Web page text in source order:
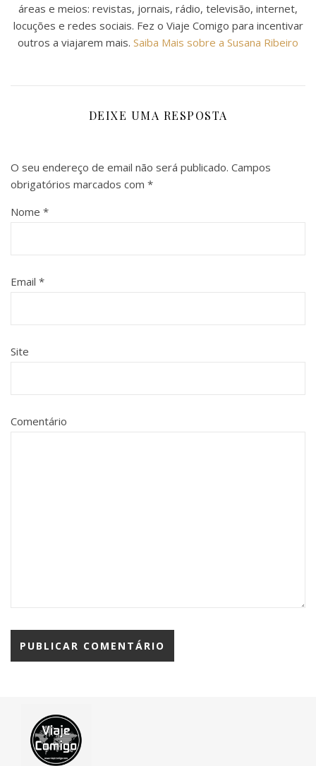
áreas e meios: revistas, jornais, rádio, televisão, internet,
locuções e redes sociais. Fez o Viaje Comigo para incentivar
outros a viajarem mais. Saiba Mais sobre a Susana Ribeiro
DEIXE UMA RESPOSTA
O seu endereço de email não será publicado. Campos
obrigatórios marcados com *
Nome *
Email *
Site
Comentário